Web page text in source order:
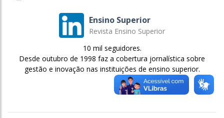
Ensino Superior
Revista Ensino Superior
10 mil seguidores.
Desde outubro de 1998 faz a cobertura jornalística sobre
gestão e inovação nas instituições de ensino superior.